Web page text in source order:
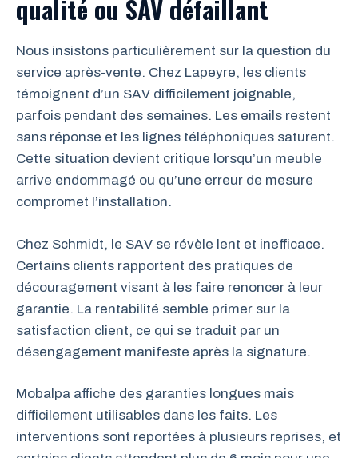
qualité ou SAV défaillant
Nous insistons particulièrement sur la question du
service après-vente. Chez Lapeyre, les clients
témoignent d’un SAV difficilement joignable,
parfois pendant des semaines. Les emails restent
sans réponse et les lignes téléphoniques saturent.
Cette situation devient critique lorsqu’un meuble
arrive endommagé ou qu’une erreur de mesure
compromet l’installation.
Chez Schmidt, le SAV se révèle lent et inefficace.
Certains clients rapportent des pratiques de
découragement visant à les faire renoncer à leur
garantie. La rentabilité semble primer sur la
satisfaction client, ce qui se traduit par un
désengagement manifeste après la signature.
Mobalpa affiche des garanties longues mais
difficilement utilisables dans les faits. Les
interventions sont reportées à plusieurs reprises, et